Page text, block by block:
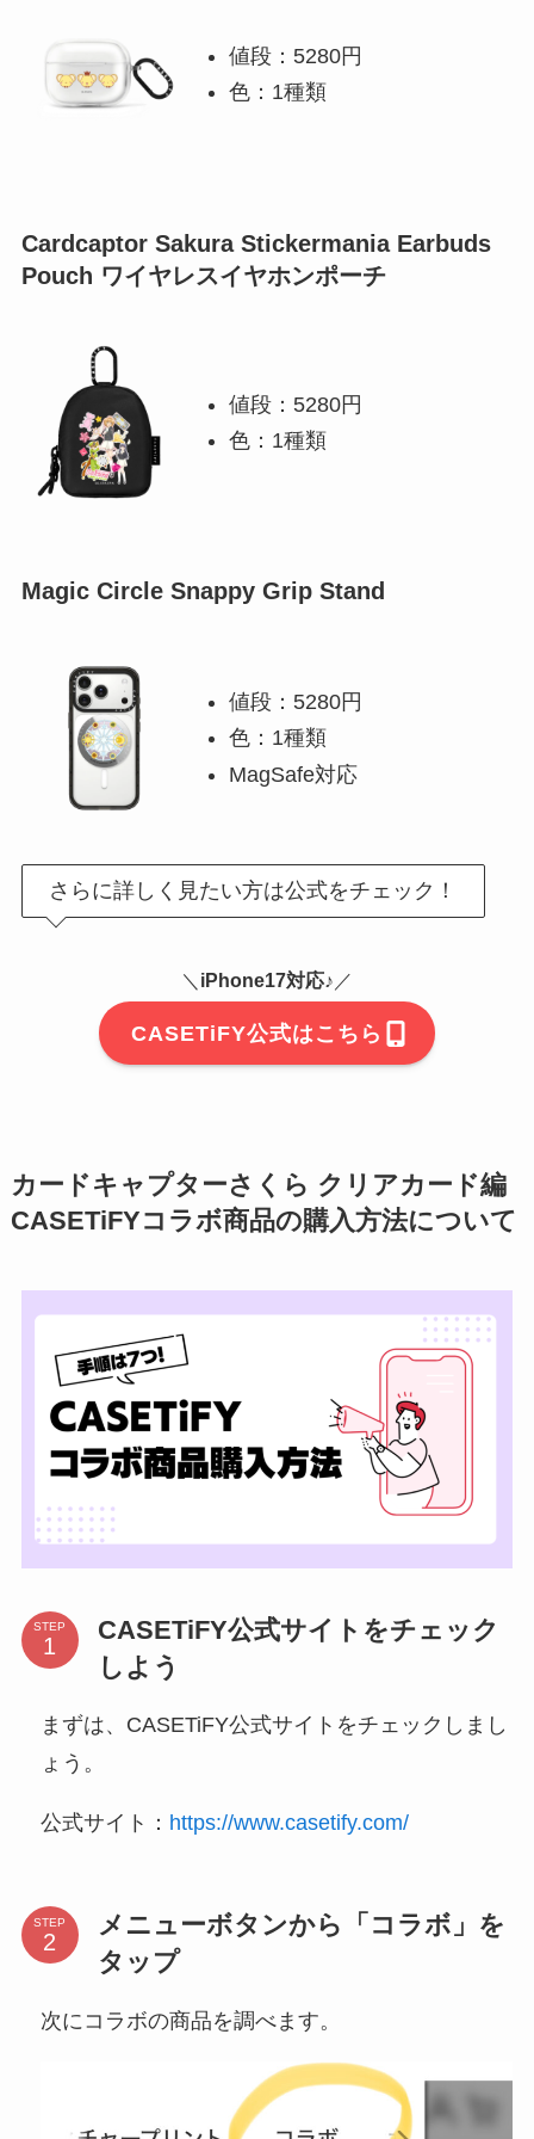
値段：5280円
色：1種類
Cardcaptor Sakura Stickermania Earbuds
Pouch ワイヤレスイヤホンポーチ
値段：5280円
色：1種類
Magic Circle Snappy Grip Stand
値段：5280円
色：1種類
MagSafe対応
さらに詳しく見たい方は公式をチェック！
＼ iPhone17対応♪ ／
CASETiFY公式はこちら
カードキャプターさくら クリアカード編
CASETiFYコラボ商品の購入方法について
STEP
CASETiFY公式サイトをチェック
しよう
まずは、CASETiFY公式サイトをチェックしまし
ょう。
公式サイト： https://www.casetify.com/
STEP
メニューボタンから「コラボ」を
タップ
次にコラボの商品を調べます。